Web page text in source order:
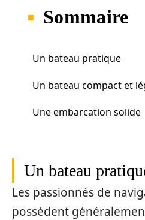
Sommaire
Un bateau pratique
Un bateau compact et
Une embarcation solide
Un bateau
Les passionnés de
possèdent